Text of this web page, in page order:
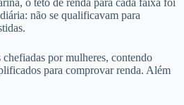
não se qualificavam para
por mulheres, contendo
para comprovar renda. Além